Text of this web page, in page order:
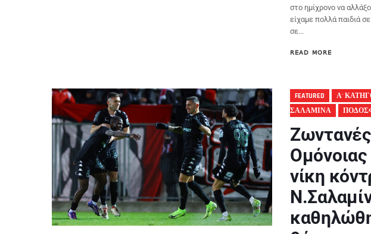
στο ημίχρονο να
είχαμε πολλά παιδιά
σε...
READ MORE
FEATURED Α'
ΣΑΛΑΜΙΝΑ
Ζωντανές
νίκη